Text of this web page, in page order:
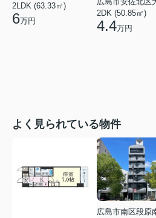
2LDK (63.33㎡)
6万円
2DK (50.85㎡)
4.4万円
よく見られている物件